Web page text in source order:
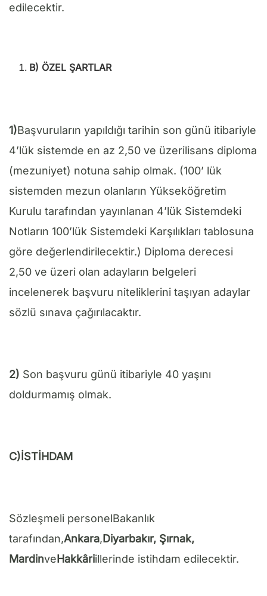
edilecektir.
B) ÖZEL ŞARTLAR
1)Başvuruların yapıldığı tarihin son günü itibariyle
4’lük sistemde en az 2,50 ve üzerilisans diploma
(mezuniyet) notuna sahip olmak. (100’ lük
sistemden mezun olanların Yükseköğretim
Kurulu tarafından yayınlanan 4’lük Sistemdeki
Notların 100’lük Sistemdeki Karşılıkları tablosuna
göre değerlendirilecektir.) Diploma derecesi
2,50 ve üzeri olan adayların belgeleri
incelenerek başvuru niteliklerini taşıyan adaylar
sözlü sınava çağırılacaktır.
2) Son başvuru günü itibariyle 40 yaşını
doldurmamış olmak.
C)İSTİHDAM
Sözleşmeli personelBakanlık
tarafından,Ankara,Diyarbakır, Şırnak,
MardinveHakkâriillerinde istihdam edilecektir.